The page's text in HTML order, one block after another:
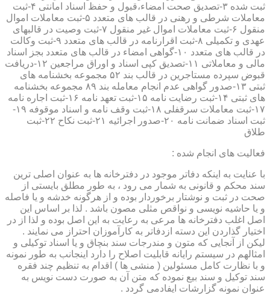
ثبت شده ۳-تصدیق صحت امضاء،قبول و حفظ اسناد امانتی ۴-ثبت
معاملات شرطی و رهنی در قالب های متعدد ۵-ثبت معاملات اموال
منقول ۶-ثبت معاملات اموال غیر منقول ۷-ثبت وصیت در قالبهای
عهدی و تکمیلی ۸-ثبت اقرارنامه در قالب های متعدد ۹-ثبت وکالت
در قالب های متعدد ۱۰-گواهی امضاء در قالب های متعدد بجز اسناد
مالی و معاملاتی ۱۱-تصدیق کپی اسناد و اوراق مراجعین ۱۲-دریافت
قبوض سپرده مستاجرین در قالب بند ۵۲ مجموعه بخشنامه های
ثبتی ۱۳-صدور گواهی عدم انجام معامله بند ۸۹ مجموعه بخشنامه
های ثبتی ۱۴-ثبت رضایت نامه ۱۵-ثبت تعهد نامه ۱۶-ثبت اجاره نامه
۱۷-ثبت معاملات سرقفلی ۱۸-ثبت وقف نامه و اسناد موقوفه ۱۹-
ثبت اسناد ضمانت نامه ۲۰-صدور اجرائیه ۲۱-ثبت نکاح ۲۲-ثبت
طلاق
فعالیت های انجام شده :
با عنایت به اینکه دفاتر موجود در دفترخانه ها به عنوان اصلی ترین
سند محکم و قانونی به شمار می رود ، به طور مطلق بایستی از
صحت در ثبت و نوشتار برخوردار بوده و از هرگونه خدشه و یا فاصله
و یا حاشیه نویسی و نواقص مثلی مصون باشد . لذا بر اساس این
اصل اغلب دفترخانه ها مرعی به رعایت به این اصل بوده و لذا از در
اختیار گذاردن این دسته ازدفاتر به کارآموزان احتراز می نمایند .
لیکن از آنجایی که متون و مندرجات سند بنچاق و یا اسناد توکیلی و
امثالهم در سیستم رایانه قابلیت اصلاح را دارد اینجانب به طور نمونه
و با نظارت کامل مسئولین ( منشی ها ) اقدام به تنظیم چند فقره
سند توکیل و سند بیع نموده که متن آن به صورت دست نویس به
عنوان نمونه گزارشات ایفادمی گردد .